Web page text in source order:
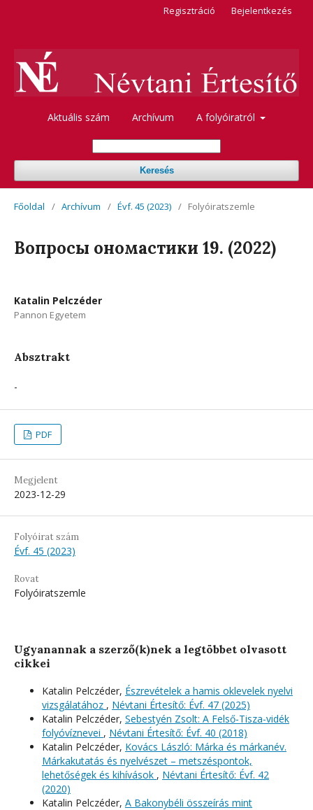
Aktuális szám Archívum A folyóiratról
Keresés
Regisztráció Bejelentkezés
Főoldal / Archívum / Évf. 45 (2023) / Folyóiratszemle
Вопросы oномастики 19. (2022)
Katalin Pelczéder
Pannon Egyetem
Absztrakt
-
PDF
Megjelent
2023-12-29
Folyóirat szám
Évf. 45 (2023)
Rovat
Folyóiratszemle
Ugyanannak a szerző(k)nek a legtöbbet olvasott
cikkei
Katalin Pelczéder, Észrevételek a hamis oklevelek nyelvi
vizsgálatához , Névtani Értesítő: Évf. 47 (2025)
Katalin Pelczéder, Sebestyén Zsolt: A Felső-Tisza-vidék
folyóvíznevei , Névtani Értesítő: Évf. 40 (2018)
Katalin Pelczéder, Kovács László: Márka és márkanév.
Márkakutatás és nyelvészet – metszéspontok,
lehetőségek és kihívások , Névtani Értesítő: Évf. 42
(2020)
Katalin Pelczéder, A Bakonybéli összeírás mint